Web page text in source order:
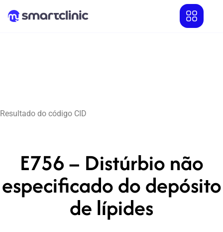
Resultado do código CID
E756 – Distúrbio não
especificado do depósito
de lípides